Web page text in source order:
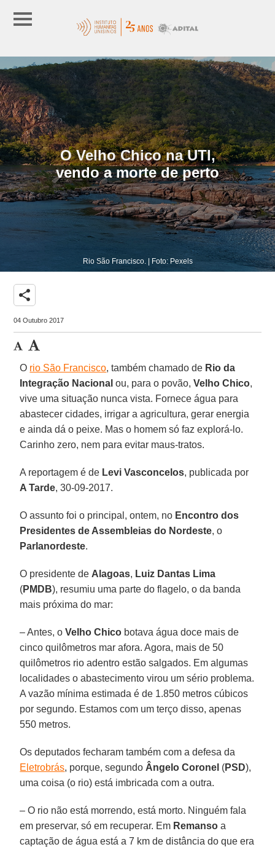
O Velho Chico na UTI,
vendo a morte de perto
Rio São Francisco. | Foto: Pexels
share
04 Outubro 2017
O rio São Francisco, também chamado de Rio da
Integração Nacional ou, para o povão,Velho Chico,
vive uma situação nunca vista. Fornece água para
abastecer cidades, irrigar a agricultura, gerar energia
e ainda dá o peixe. Mas o homem só faz explorá-lo.
Carinho zero, nem para evitar maus-tratos.
A reportagem é de Levi Vasconcelos, publicada por
A Tarde, 30-09-2017.
O assunto foi o principal, ontem, no Encontro dos
Presidentes de Assembleias do Nordeste, o
Parlanordeste.
O presidente de Alagoas, Luiz Dantas Lima
(PMDB), resumiu uma parte do flagelo, o da banda
mais próxima do mar:
– Antes, oVelho Chico botava água doce mais de
cinco quilômetros mar afora. Agora, mais de 50
quilômetros rio adentro estão salgados. Em algumas
localidades o abastecimento virou um sério problema.
A vazão mínima estimada é de 1.850 metros cúbicos
por segundo. Estamos com um terço disso, apenas
550 metros.
Os deputados fecharam também com a defesa da
Eletrobrás, porque, segundo Ângelo Coronel (PSD),
uma coisa (o rio) está imbricada com a outra.
– O rio não está morrendo, está morto. Ninguém fala
em preservar, só em recuperar. Em Remanso a
captação de água está a 7 km de distância do que era